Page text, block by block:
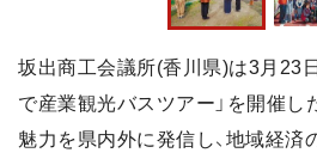
坂出商工会議所(香川県)は3月23
で産業観光バスツアー」を開催し
魅力を県内外に発信し、地域経済